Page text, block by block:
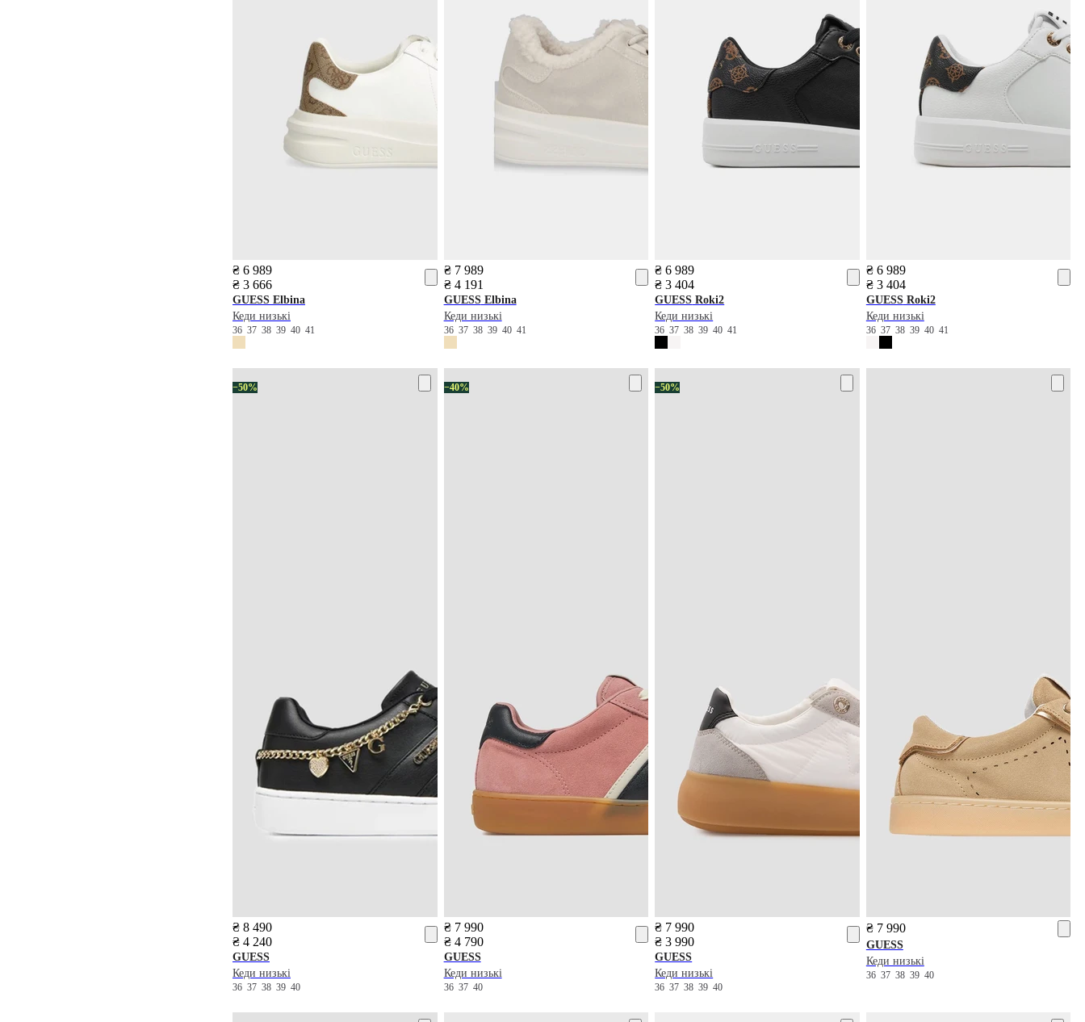
₴ 6 989
₴ 3 666
GUESS Elbina
Кеди низькі
36 37 38 39 40 41
₴ 7 989
₴ 4 191
GUESSElbina
Кеди низькі
36 37 38 39 40 41
₴ 6 989
₴ 3 404
GUESS Roki2
Кеди низькі
363738394041
₴ 6 989
₴ 3 404
GUESSRoki2
Кеди низькі
36 37 38 39 40 41
−50%
₴ 8 490
₴ 4 240
GUESS
Кеди низькі
36 37 38 39 40
−40%
₴ 7 990
₴ 4 790
GUESS
Кеди низькі
36 37 40
−50%
₴ 7 990
₴ 3 990
GUESS
Кеди низькі
3637383940
₴ 7 990
GUESS
Кеди низькі
36 37 38 39 40